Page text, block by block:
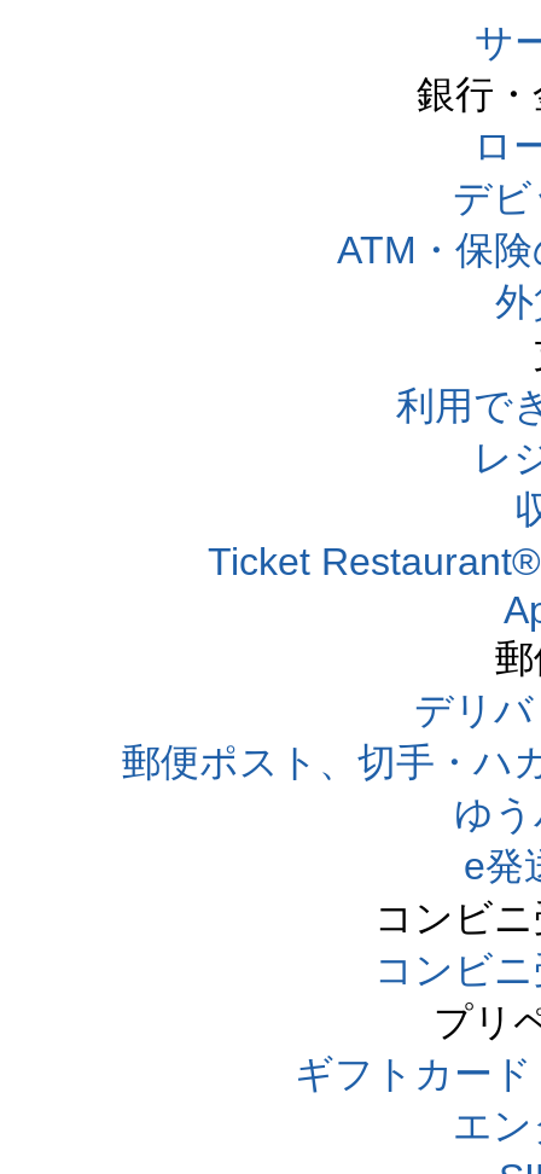
サ
銀行
ロ
デ
ATM・保
利用で
レ
Ticket
デリ
郵便ポスト、切手・ハ
ゆ
e発
コンビ
コンビ
プリ
ギフトカー
エ